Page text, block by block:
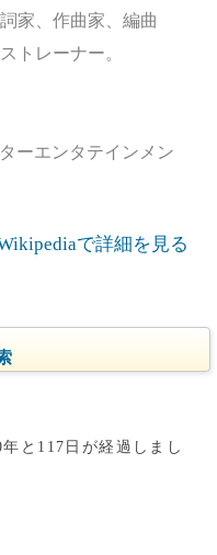
家、作曲家、編曲
トレーナー。
ーエンタテインメン
で詳細を見る
と117日が経過しまし